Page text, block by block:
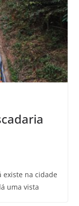
existe na cidade
uma vista